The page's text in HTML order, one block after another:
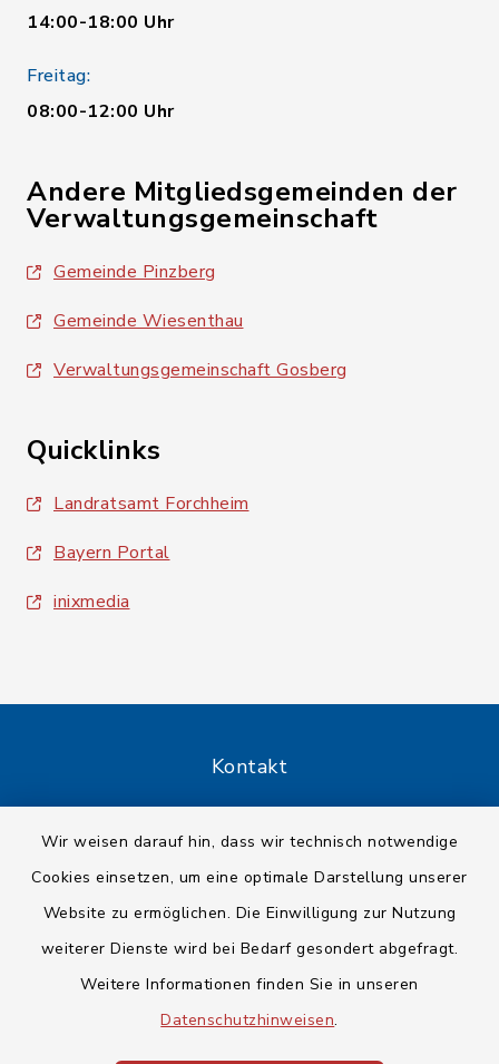
Wir weisen darauf hin, dass wir technisch notwendige
Cookies einsetzen, um eine optimale Darstellung unserer
Website zu ermöglichen. Die Einwilligung zur Nutzung
weiterer Dienste wird bei Bedarf gesondert abgefragt.
Weitere Informationen finden Sie in unseren
Datenschutzhinweisen.
14:00-18:00 Uhr
Freitag:
08:00-12:00 Uhr
Andere Mitgliedsgemeinden der
Verwaltungsgemeinschaft
Gemeinde Pinzberg
Gemeinde Wiesenthau
Verwaltungsgemeinschaft Gosberg
Quicklinks
Landratsamt Forchheim
Bayern Portal
inixmedia
Kontakt
Datenschutz
Impressum
Sitemap
Cookie-Einstellungen